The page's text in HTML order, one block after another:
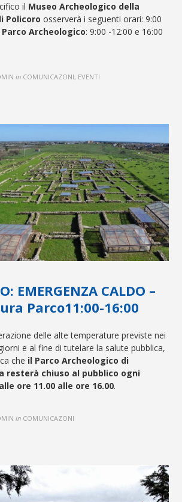
il Museo Archeologico della
Policoro osserverà i seguenti orari: 9:00
Parco Archeologico: 9:00 -12:00 e 16:00
in COMUNICAZONI, EVENTI
EMERGENZA CALDO –
Parco11:00-16:00
delle alte temperature previste nei
e al fine di tutelare la salute pubblica,
che il Parco Archeologico di
resterà chiuso al pubblico ogni
ore 11.00 alle ore 16.00.
in COMUNICAZONI